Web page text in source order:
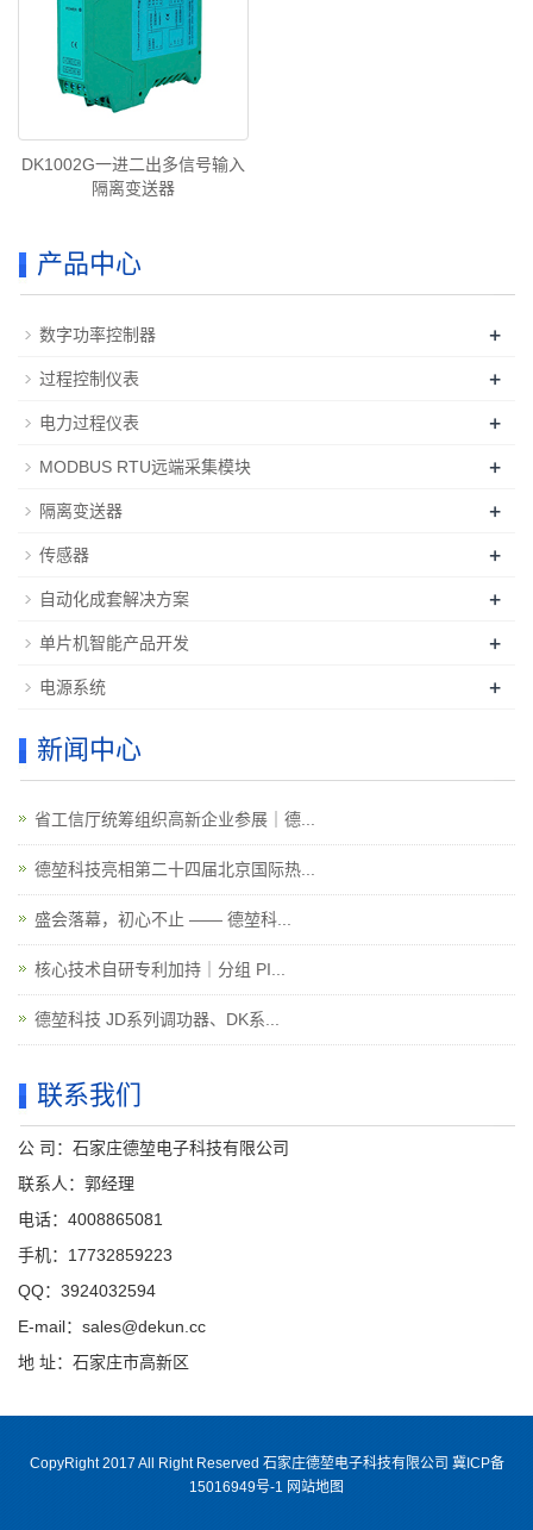
DK1002G一进二出多信号输入
隔离变送器
产品中心
数字功率控制器 +
过程控制仪表 +
电力过程仪表 +
MODBUS RTU远端采集模块 +
隔离变送器 +
传感器 +
自动化成套解决方案 +
单片机智能产品开发 +
电源系统 +
新闻中心
省工信厅统筹组织高新企业参展｜德...
德堃科技亮相第二十四届北京国际热...
盛会落幕，初心不止 —— 德堃科...
核心技术自研专利加持｜分组 PI...
德堃科技 JD系列调功器、DK系...
联系我们
公 司：石家庄德堃电子科技有限公司
联系人：郭经理
电话：4008865081
手机：17732859223
QQ：3924032594
E-mail：sales@dekun.cc
地 址：石家庄市高新区
CopyRight 2017 All Right Reserved 石家庄德堃电子科技有限公司 冀ICP备
15016949号-1 网站地图